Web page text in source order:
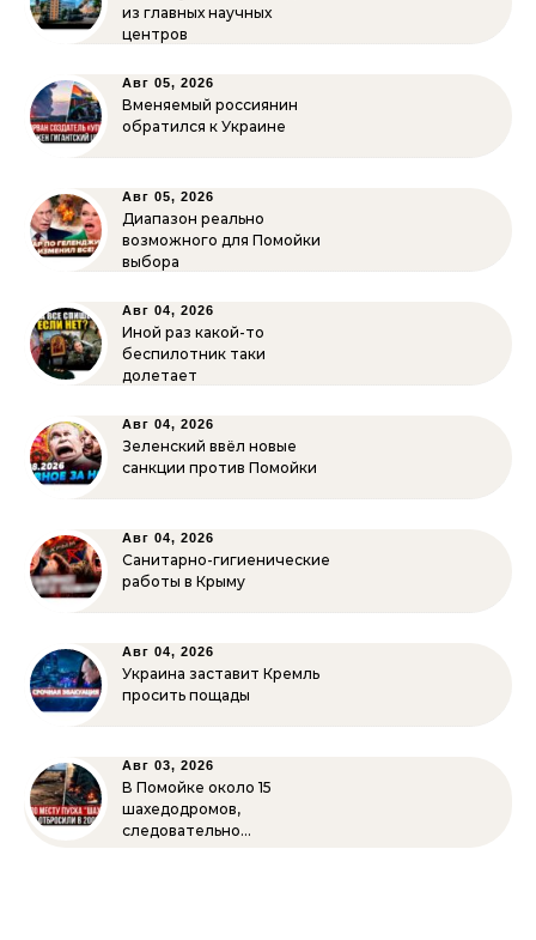
из главных научных
центров
Авг 05, 2026
Вменяемый россиянин
обратился к Украине
Авг 05, 2026
Диапазон реально
возможного для Помойки
выбора
Авг 04, 2026
Иной раз какой-то
беспилотник таки
долетает
Авг 04, 2026
Зеленский ввёл новые
санкции против Помойки
Авг 04, 2026
Санитарно-гигиенические
работы в Крыму
Авг 04, 2026
Украина заставит Кремль
просить пощады
Авг 03, 2026
В Помойке около 15
шахедодромов,
следовательно…